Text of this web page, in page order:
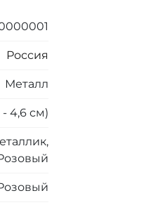
Россия
Металл
4,6 см)